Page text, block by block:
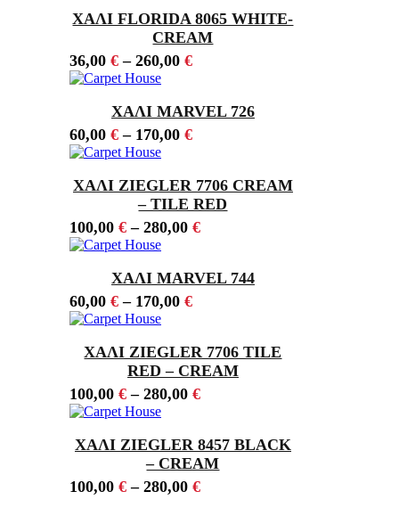
ΧΑΛΙ FLORIDA 8065 WHITE-
CREAM
36,00 €– 260,00 €
ΧΑΛΙ MARVEL 726
60,00 €– 170,00 €
ΧΑΛΙ ZIEGLER 7706 CREAM
– TILE RED
100,00 €– 280,00 €
ΧΑΛΙ MARVEL 744
60,00 €– 170,00 €
ΧΑΛΙ ZIEGLER 7706 TILE
RED – CREAM
100,00 €– 280,00 €
ΧΑΛΙ ZIEGLER 8457 BLACK
– CREAM
100,00 €– 280,00 €